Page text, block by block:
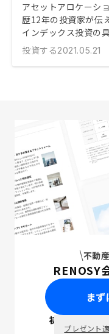
アセットアロケーシ
歴12年の投資家が伝
インデックス投資の
投資する2021.05.21
不動
RENOSY
ま
初回面談で
プレゼント